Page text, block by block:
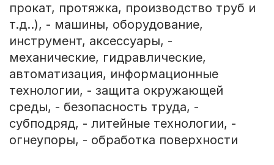
прокат, протяжка, производство труб и
т.д..), - машины, оборудование,
инструмент, аксессуары, -
механические, гидравлические,
автоматизация, информационные
технологии, - защита окружающей
среды, - безопасность труда, -
субподряд, - литейные технологии, -
огнеупоры, - обработка поверхности